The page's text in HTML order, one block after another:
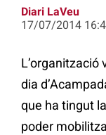
Diari LaVeu
17/07/2014
dia
que ha tingut
poder